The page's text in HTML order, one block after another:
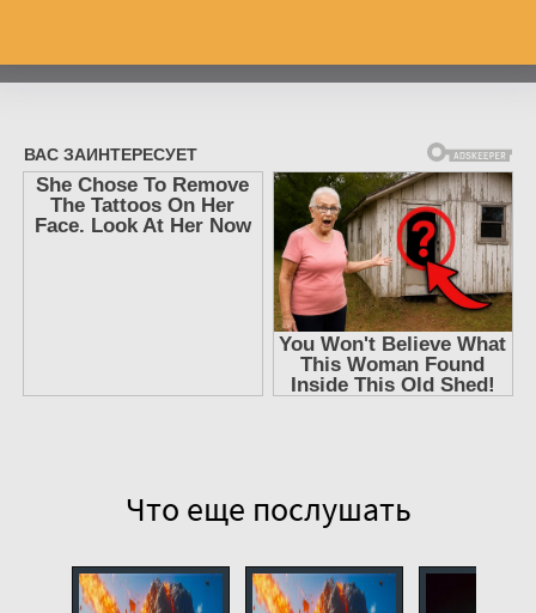
Что еще послушать